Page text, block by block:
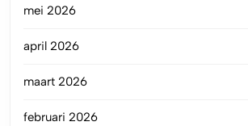
mei 2026
april 2026
maart 2026
februari 2026